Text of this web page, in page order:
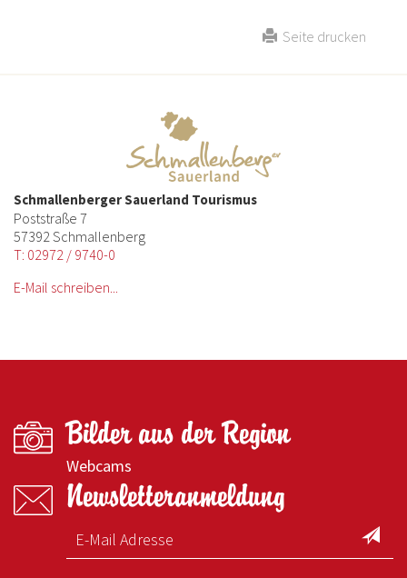
Seite drucken
Schmallenberger Sauerland Tourismus
Poststraße 7
57392 Schmallenberg
T: 02972 / 9740-0
E-Mail schreiben...
Bilder aus der Region
Webcams
Newsletteranmeldung